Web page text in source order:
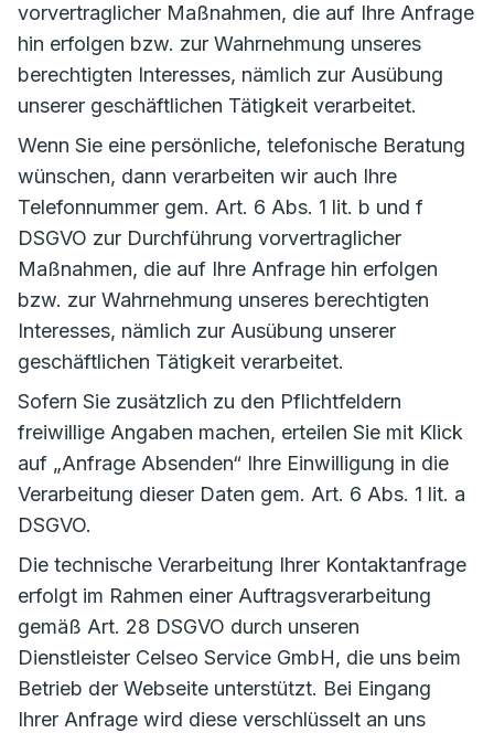
vorvertraglicher Maßnahmen, die auf Ihre Anfrage
hin erfolgen bzw. zur Wahrnehmung unseres
berechtigten Interesses, nämlich zur Ausübung
unserer geschäftlichen Tätigkeit verarbeitet.
Wenn Sie eine persönliche, telefonische Beratung
wünschen, dann verarbeiten wir auch Ihre
Telefonnummer gem. Art. 6 Abs. 1 lit. b und f
DSGVO zur Durchführung vorvertraglicher
Maßnahmen, die auf Ihre Anfrage hin erfolgen
bzw. zur Wahrnehmung unseres berechtigten
Interesses, nämlich zur Ausübung unserer
geschäftlichen Tätigkeit verarbeitet.
Sofern Sie zusätzlich zu den Pflichtfeldern
freiwillige Angaben machen, erteilen Sie mit Klick
auf „Anfrage Absenden“ Ihre Einwilligung in die
Verarbeitung dieser Daten gem. Art. 6 Abs. 1 lit. a
DSGVO.
Die technische Verarbeitung Ihrer Kontaktanfrage
erfolgt im Rahmen einer Auftragsverarbeitung
gemäß Art. 28 DSGVO durch unseren
Dienstleister Celseo Service GmbH, die uns beim
Betrieb der Webseite unterstützt. Bei Eingang
Ihrer Anfrage wird diese verschlüsselt an uns